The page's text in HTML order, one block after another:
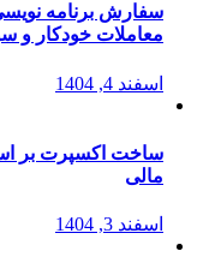
سفارش برنامه
معاملات خودکار و
اسفند 4, 1404
ساخت اکسپرت بر
مالی
اسفند 3, 1404